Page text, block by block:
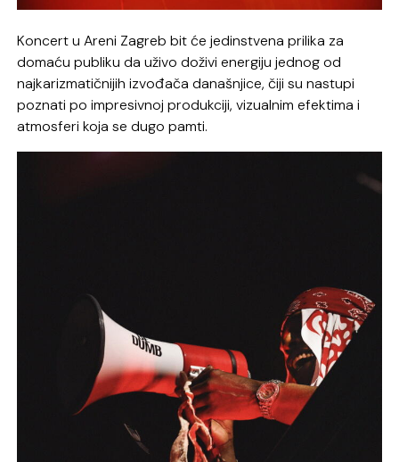
Koncert u Areni Zagreb bit će jedinstvena prilika za
domaću publiku da uživo doživi energiju jednog od
najkarizmatičnijih izvođača današnjice, čiji su nastupi
poznati po impresivnoj produkciji, vizualnim efektima i
atmosferi koja se dugo pamti.